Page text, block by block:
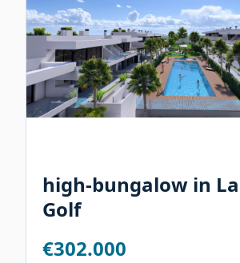
high-bungalow in
Golf
€302.000